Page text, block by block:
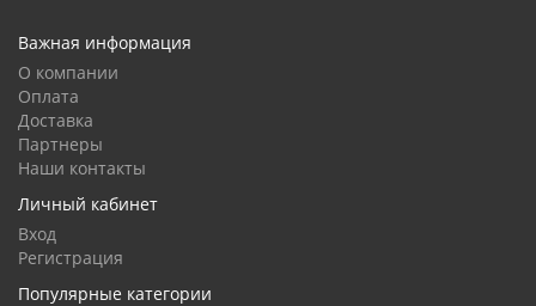
Важная информация
О компании
Оплата
Доставка
Партнеры
Наши контакты
Личный кабинет
Вход
Регистрация
Популярные категории